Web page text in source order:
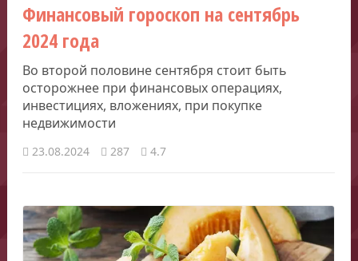
Финансовый гороскоп на сентябрь
2024 года
Во второй половине сентября стоит быть
осторожнее при финансовых операциях,
инвестициях, вложениях, при покупке
недвижимости
23.08.2024 287 4.7